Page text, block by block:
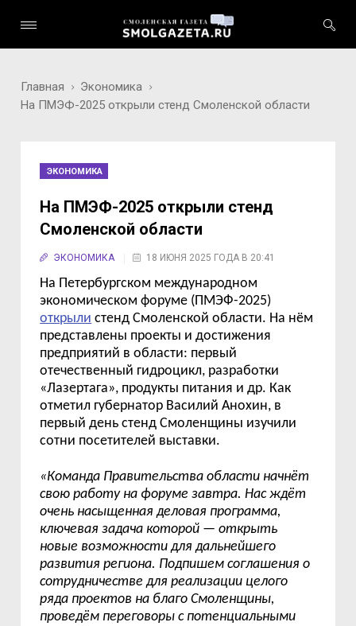
Главная
Экономика
На ПМЭФ-2025 открыли стенд Смоленской области
ЭКОНОМИКА
На ПМЭФ-2025 открыли стенд
Смоленской области
ЭКОНОМИКА 18 ИЮНЯ 2025 ГОДА В 20:41
На Петербургском международном
экономическом форуме (ПМЭФ-2025)
открыли стенд Смоленской области. На нём
представлены проекты и достижения
предприятий в области: первый
отечественный гидроцикл, разработки
«Лазертага», продукты питания и др. Как
отметил губернатор Василий Анохин, в
первый день стенд Смоленщины изучили
сотни посетителей выставки.
«Команда Правительства области начнёт
свою работу на форуме завтра. Нас ждёт
очень насыщенная деловая программа,
ключевая задача которой — открыть
новые возможности для дальнейшего
развития региона. Подпишем соглашения о
сотрудничестве для реализации целого
ряда проектов на благо Смоленщины,
проведём переговоры с потенциальными